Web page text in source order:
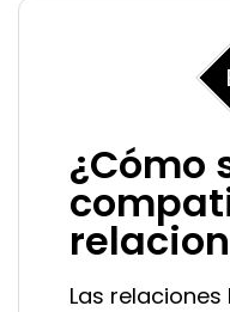
¿Cómo
Las relaciones